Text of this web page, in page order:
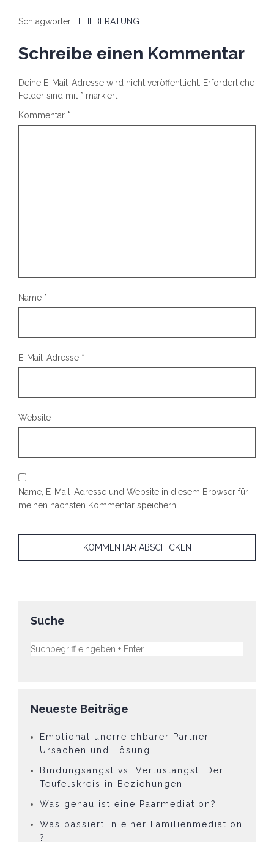
Schlagwörter: EHEBERATUNG
Schreibe einen Kommentar
Deine E-Mail-Adresse wird nicht veröffentlicht. Erforderliche
Felder sind mit * markiert
Kommentar *
Name *
E-Mail-Adresse *
Website
Name, E-Mail-Adresse und Website in diesem Browser für
meinen nächsten Kommentar speichern.
Suche
Neueste Beiträge
Emotional unerreichbarer Partner:
Ursachen und Lösung
Bindungsangst vs. Verlustangst: Der
Teufelskreis in Beziehungen
Was genau ist eine Paarmediation?
Was passiert in einer Familienmediation
?